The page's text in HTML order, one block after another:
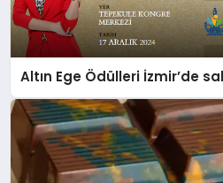
Altın Ege Ödülleri İzmir’de